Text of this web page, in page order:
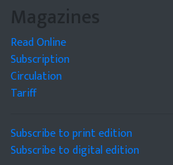
Magazines
Read Online
Subscription
Circulation
Tariff
Subscribe to print edition
Subscribe to digital edition